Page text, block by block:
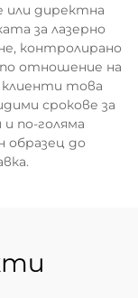
или директна
за лазерно
контролирано
отношение на
това
срокове за
по-голяма
образец до